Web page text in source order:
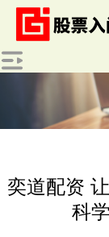
奕道配资
科